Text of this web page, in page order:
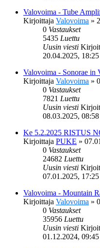
Valovoima - Tube
Kirjoittaja Valovoima »
0 Vastaukset
5435 Luettu
Uusin viesti
20.04.2025, 18:25
Valovoima - Sonorae in
Kirjoittaja Valovoima »
0 Vastaukset
7821 Luettu
Uusin viesti
08.03.2025, 08:58
Ke 5.2.2025 RISTUS
Kirjoittaja PUKE »
0 Vastaukset
24682 Luettu
Uusin viesti
07.01.2025, 17:25
Valovoima - Mountain
Kirjoittaja Valovoima »
0 Vastaukset
35956 Luettu
Uusin viesti
01.12.2024, 09:45